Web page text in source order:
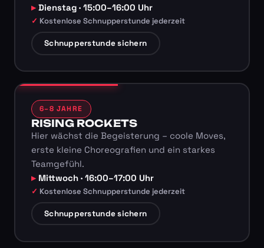
Dienstag · 15:00–16:00 Uhr
Kostenlose Schnupperstunde jederzeit
Schnupperstunde sichern
6–8 JAHRE
RISING ROCKETS
Hier wächst die Begeisterung – coole Moves,
erste kleine Choreografien und ein starkes
Teamgefühl.
Mittwoch · 16:00–17:00 Uhr
Kostenlose Schnupperstunde jederzeit
Schnupperstunde sichern